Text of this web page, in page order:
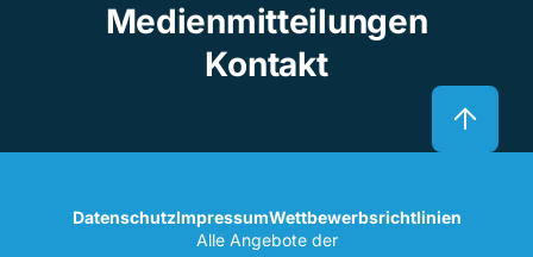
Medienmitteilungen
Kontakt
DatenschutzImpressumWettbewerbsrichtlinien
Alle Angebote der